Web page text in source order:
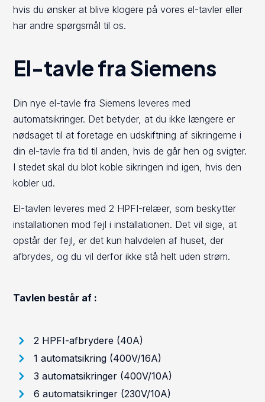
hvis du ønsker at blive klogere på vores el-tavler eller
har andre spørgsmål til os.
El-tavle fra Siemens
Din nye el-tavle fra Siemens leveres med
automatsikringer. Det betyder, at du ikke længere er
nødsaget til at foretage en udskiftning af sikringerne i
din el-tavle fra tid til anden, hvis de går hen og svigter.
I stedet skal du blot koble sikringen ind igen, hvis den
kobler ud.
El-tavlen leveres med 2 HPFI-relæer, som beskytter
installationen mod fejl i installationen. Det vil sige, at
opstår der fejl, er det kun halvdelen af huset, der
afbrydes, og du vil derfor ikke stå helt uden strøm.
Tavlen består af :
2 HPFI-afbrydere (40A)
1 automatsikring (400V/16A)
3 automatsikringer (400V/10A)
6 automatsikringer (230V/10A)